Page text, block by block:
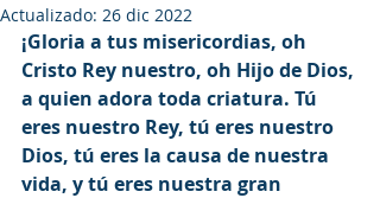
Actualizado: 26 dic 2022
¡Gloria a tus misericordias, oh
Cristo Rey nuestro, oh Hijo de Dios,
a quien adora toda criatura. Tú
eres nuestro Rey, tú eres nuestro
Dios, tú eres la causa de nuestra
vida, y tú eres nuestra gran